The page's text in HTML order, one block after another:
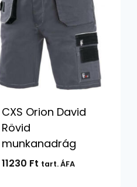
CXS Orion David
Rövid
munkanadrág
11230 Ft tart. ÁFA